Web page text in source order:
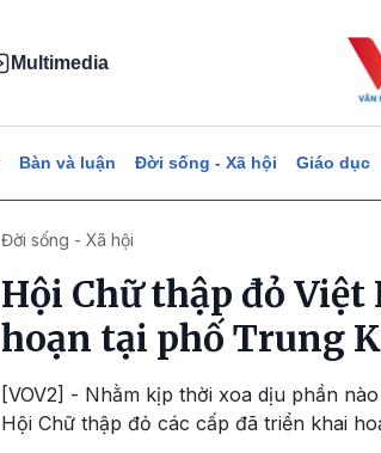
Multimedia
Bàn và luận Đời sống - Xã hội Giáo dục
Đời sống - Xã hội
Hội Chữ thập đỏ
hoạn tại phố Trung
[VOV2] - Nhằm kịp thời xoa dịu phần
Hội Chữ thập đỏ các cấp đã triển khai